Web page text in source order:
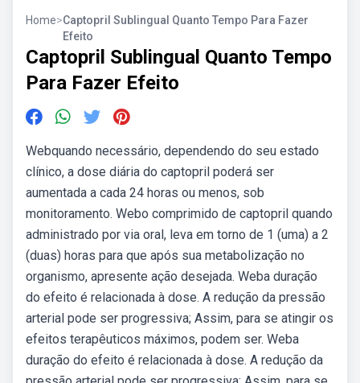
Home>Captopril Sublingual Quanto Tempo Para Fazer
Efeito
Captopril Sublingual Quanto Tempo
Para Fazer Efeito
Webquando necessário, dependendo do seu estado
clínico, a dose diária do captopril poderá ser
aumentada a cada 24 horas ou menos, sob
monitoramento. Webo comprimido de captopril quando
administrado por via oral, leva em torno de 1 (uma) a 2
(duas) horas para que após sua metabolização no
organismo, apresente ação desejada. Weba duração
do efeito é relacionada à dose. A redução da pressão
arterial pode ser progressiva; Assim, para se atingir os
efeitos terapêuticos máximos, podem ser. Weba
duração do efeito é relacionada à dose. A redução da